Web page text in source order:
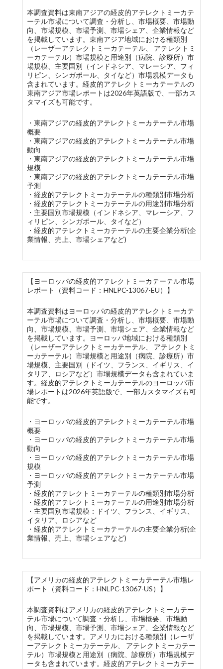
本調査資料は東南アジアの経皮的アテレクトミーカテ
ーテル市場について調査・分析し、市場概要、市場動
向、市場規模、市場予測、市場シェア、企業情報など
を掲載しています。東南アジア地域における種類別
（レーザーアテレクトミーカテーテル、 アテレクトミ
ーカテーテル）市場規模と用途別（病院、診療所）市
場規模、主要国別（インドネシア、マレーシア、フィ
リピン、シンガポール、タイなど）市場規模データも
含まれています。経皮的アテレクトミーカテーテルの
東南アジア市場レポートは2026年英語版で、一部カス
タマイズも可能です。
・東南アジアの経皮的アテレクトミーカテーテル市場
概要
・東南アジアの経皮的アテレクトミーカテーテル市場
動向
・東南アジアの経皮的アテレクトミーカテーテル市場
規模
・東南アジアの経皮的アテレクトミーカテーテル市場
予測
・経皮的アテレクトミーカテーテルの種類別市場分析
・経皮的アテレクトミーカテーテルの用途別市場分析
・主要国別市場規模（インドネシア、マレーシア、フ
ィリピン、シンガポール、タイなど）
・経皮的アテレクトミーカテーテルの主要企業分析(企
業情報、売上、市場シェアなど)
【ヨーロッパの経皮的アテレクトミーカテーテル市場
レポート（資料コード：HNLPC-13067-EU）】
本調査資料はヨーロッパの経皮的アテレクトミーカテ
ーテル市場について調査・分析し、市場概要、市場動
向、市場規模、市場予測、市場シェア、企業情報など
を掲載しています。ヨーロッパ地域における種類別
（レーザーアテレクトミーカテーテル、 アテレクトミ
ーカテーテル）市場規模と用途別（病院、診療所）市
場規模、主要国別（ドイツ、フランス、イギリス、イ
タリア、ロシアなど）市場規模データも含まれていま
す。経皮的アテレクトミーカテーテルのヨーロッパ市
場レポートは2026年英語版で、一部カスタマイズも可
能です。
・ヨーロッパの経皮的アテレクトミーカテーテル市場
概要
・ヨーロッパの経皮的アテレクトミーカテーテル市場
動向
・ヨーロッパの経皮的アテレクトミーカテーテル市場
規模
・ヨーロッパの経皮的アテレクトミーカテーテル市場
予測
・経皮的アテレクトミーカテーテルの種類別市場分析
・経皮的アテレクトミーカテーテルの用途別市場分析
・主要国別市場規模：ドイツ、フランス、イギリス、
イタリア、ロシアなど
・経皮的アテレクトミーカテーテルの主要企業分析(企
業情報、売上、市場シェアなど)
【アメリカの経皮的アテレクトミーカテーテル市場レ
ポート（資料コード：HNLPC-13067-US）】
本調査資料はアメリカの経皮的アテレクトミーカテー
テル市場について調査・分析し、市場概要、市場動
向、市場規模、市場予測、市場シェア、企業情報など
を掲載しています。アメリカにおける種類別（レーザ
ーアテレクトミーカテーテル、 アテレクトミーカテー
テル）市場規模と用途別（病院、診療所）市場規模デ
ータも含まれています。経皮的アテレクトミーカテー